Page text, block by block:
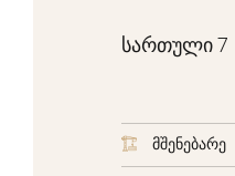
სართული 7
მშენებარე